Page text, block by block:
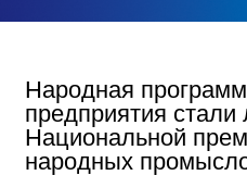
Народная
предприятия стали
Национальной
народных